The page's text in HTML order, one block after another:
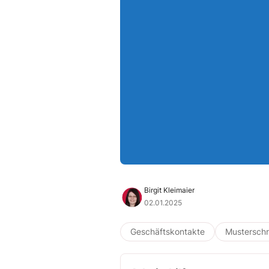
Birgit Kleimaier
02.01.2025
Geschäftskontakte